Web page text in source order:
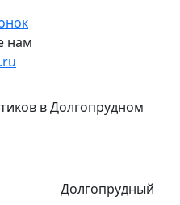
нам
в Долгопрудном
Долгопрудный